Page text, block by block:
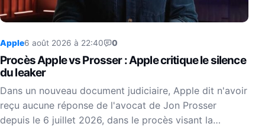
Apple6 août 2026 à 22:40 0
Procès Apple vs Prosser : Apple critique le silence
du leaker
Dans un nouveau document judiciaire, Apple dit n'avoir
reçu aucune réponse de l'avocat de Jon Prosser
depuis le 6 juillet 2026, dans le procès visant la…